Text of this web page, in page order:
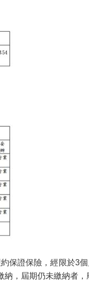
約保證保險，經限於3
，屆期仍未繳納者，